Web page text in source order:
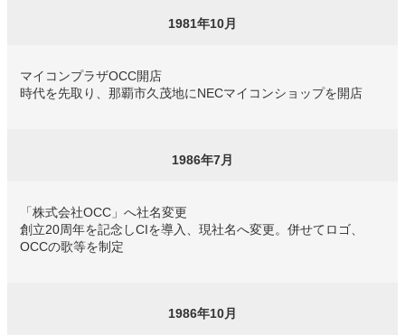
1981年10月
マイコンプラザOCC開店
時代を先取り、那覇市久茂地にNECマイコンショップを開店
1986年7月
「株式会社OCC」へ社名変更
創立20周年を記念しCIを導入、現社名へ変更。併せてロゴ、
OCCの歌等を制定
1986年10月